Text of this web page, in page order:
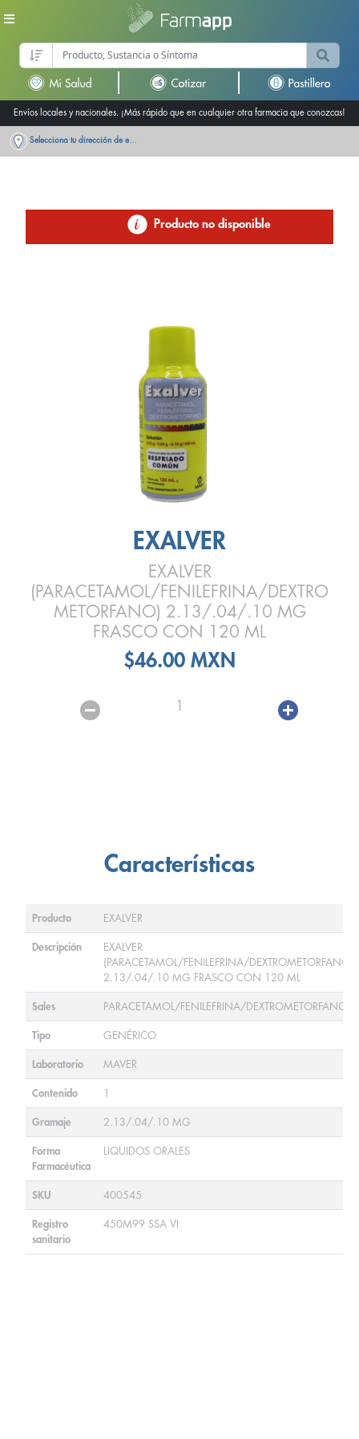
Envíos locales y nacionales. ¡Más rápido que en cualquier otra farmacia que conozcas!
Selecciona tu dirección de entrega
Producto no disponible
EXALVER
EXALVER
(PARACETAMOL/FENILEFRINA/DEXTRO
METORFANO) 2.13/.04/.10 MG
FRASCO CON 120 ML
$46.00 MXN
1
Características
Producto EXALVER
Descripción
EXALVER
(PARACETAMOL/FENILEFRINA/DEXTROMETORFANO)
2.13/.04/.10 MG FRASCO CON 120 ML
Sales PARACETAMOL/FENILEFRINA/DEXTROMETORFANO
Tipo GENÉRICO
Laboratorio MAVER
Contenido 1
Gramaje 2.13/.04/.10 MG
Forma
Farmacéutica
LIQUIDOS ORALES
SKU 400545
Registro
sanitario
450M99 SSA VI